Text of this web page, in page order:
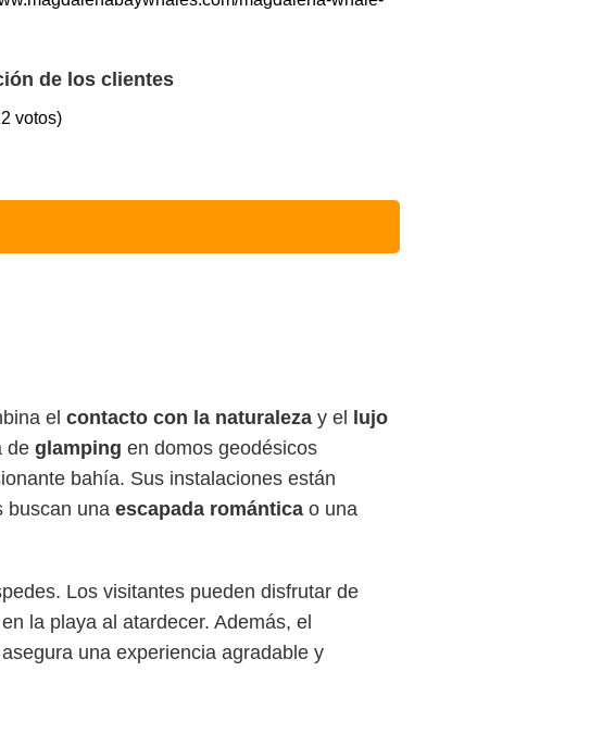
de los clientes
votos)
el contacto con la naturaleza y el lujo
de glamping en domos geodésicos
bahía. Sus instalaciones están
buscan una escapada romántica o una
Los visitantes pueden disfrutar de
la playa al atardecer. Además, el
una experiencia agradable y